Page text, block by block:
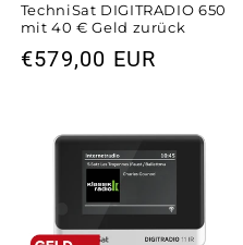
TechniSat DIGITRADIO 650
mit 40 € Geld zurück
Normaler
€579,00 EUR